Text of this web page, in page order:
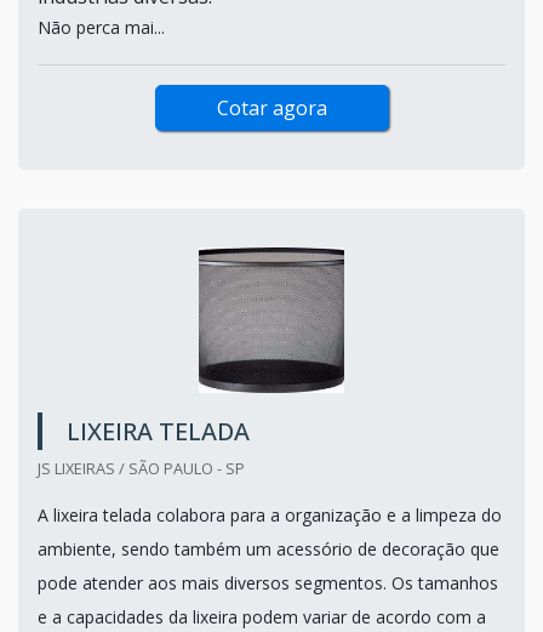
Não perca mai...
Cotar agora
LIXEIRA TELADA
JS LIXEIRAS / SÃO PAULO - SP
A lixeira telada colabora para a organização e a limpeza do
ambiente, sendo também um acessório de decoração que
pode atender aos mais diversos segmentos. Os tamanhos
e a capacidades da lixeira podem variar de acordo com a